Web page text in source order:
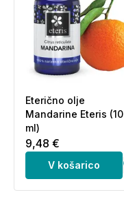
Eterično olje
Mandarine Eteris (10
ml)
9,48 €
V košarico